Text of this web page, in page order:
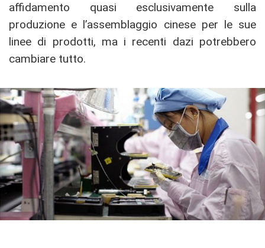
affidamento quasi esclusivamente sulla
produzione e l’assemblaggio cinese per le sue
linee di prodotti, ma i recenti dazi potrebbero
cambiare tutto.